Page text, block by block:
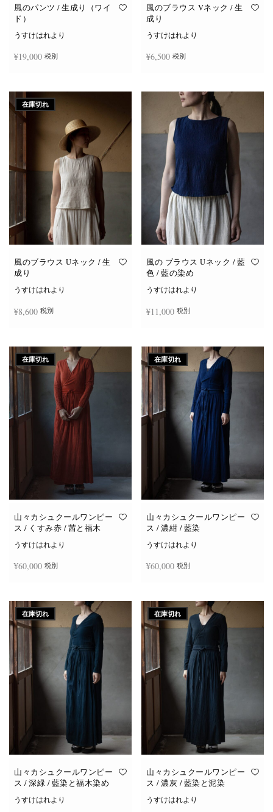
オ
ジ
選
択
で
き
ま
す
オ
ジ
か
ら
選
風のパンツ / 生成り（ワイ
ド）
うすけはれより
¥19,000 税別
風のブラウス Vネック / 生
成り
うすけはれより
¥6,500 税別
在庫切れ
風のブラウス Uネック / 生
成り
うすけはれより
¥8,600 税別
風の ブラウス Uネック / 藍
色 / 藍の染め
うすけはれより
¥11,000 税別
在庫切れ
山々カシュクールワンピー
ス / くすみ赤 / 茜と福木
うすけはれより
¥60,000 税別
在庫切れ
山々カシュクールワンピー
ス / 濃紺 / 藍染
うすけはれより
¥60,000 税別
在庫切れ
山々カシュクールワンピー
ス / 深緑 / 藍染と福木染め
うすけはれより
在庫切れ
山々カシュクールワンピー
ス / 濃灰 / 藍染と泥染
うすけはれより